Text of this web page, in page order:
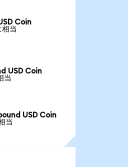
Coin
当
USD Coin
当
USD Coin
当